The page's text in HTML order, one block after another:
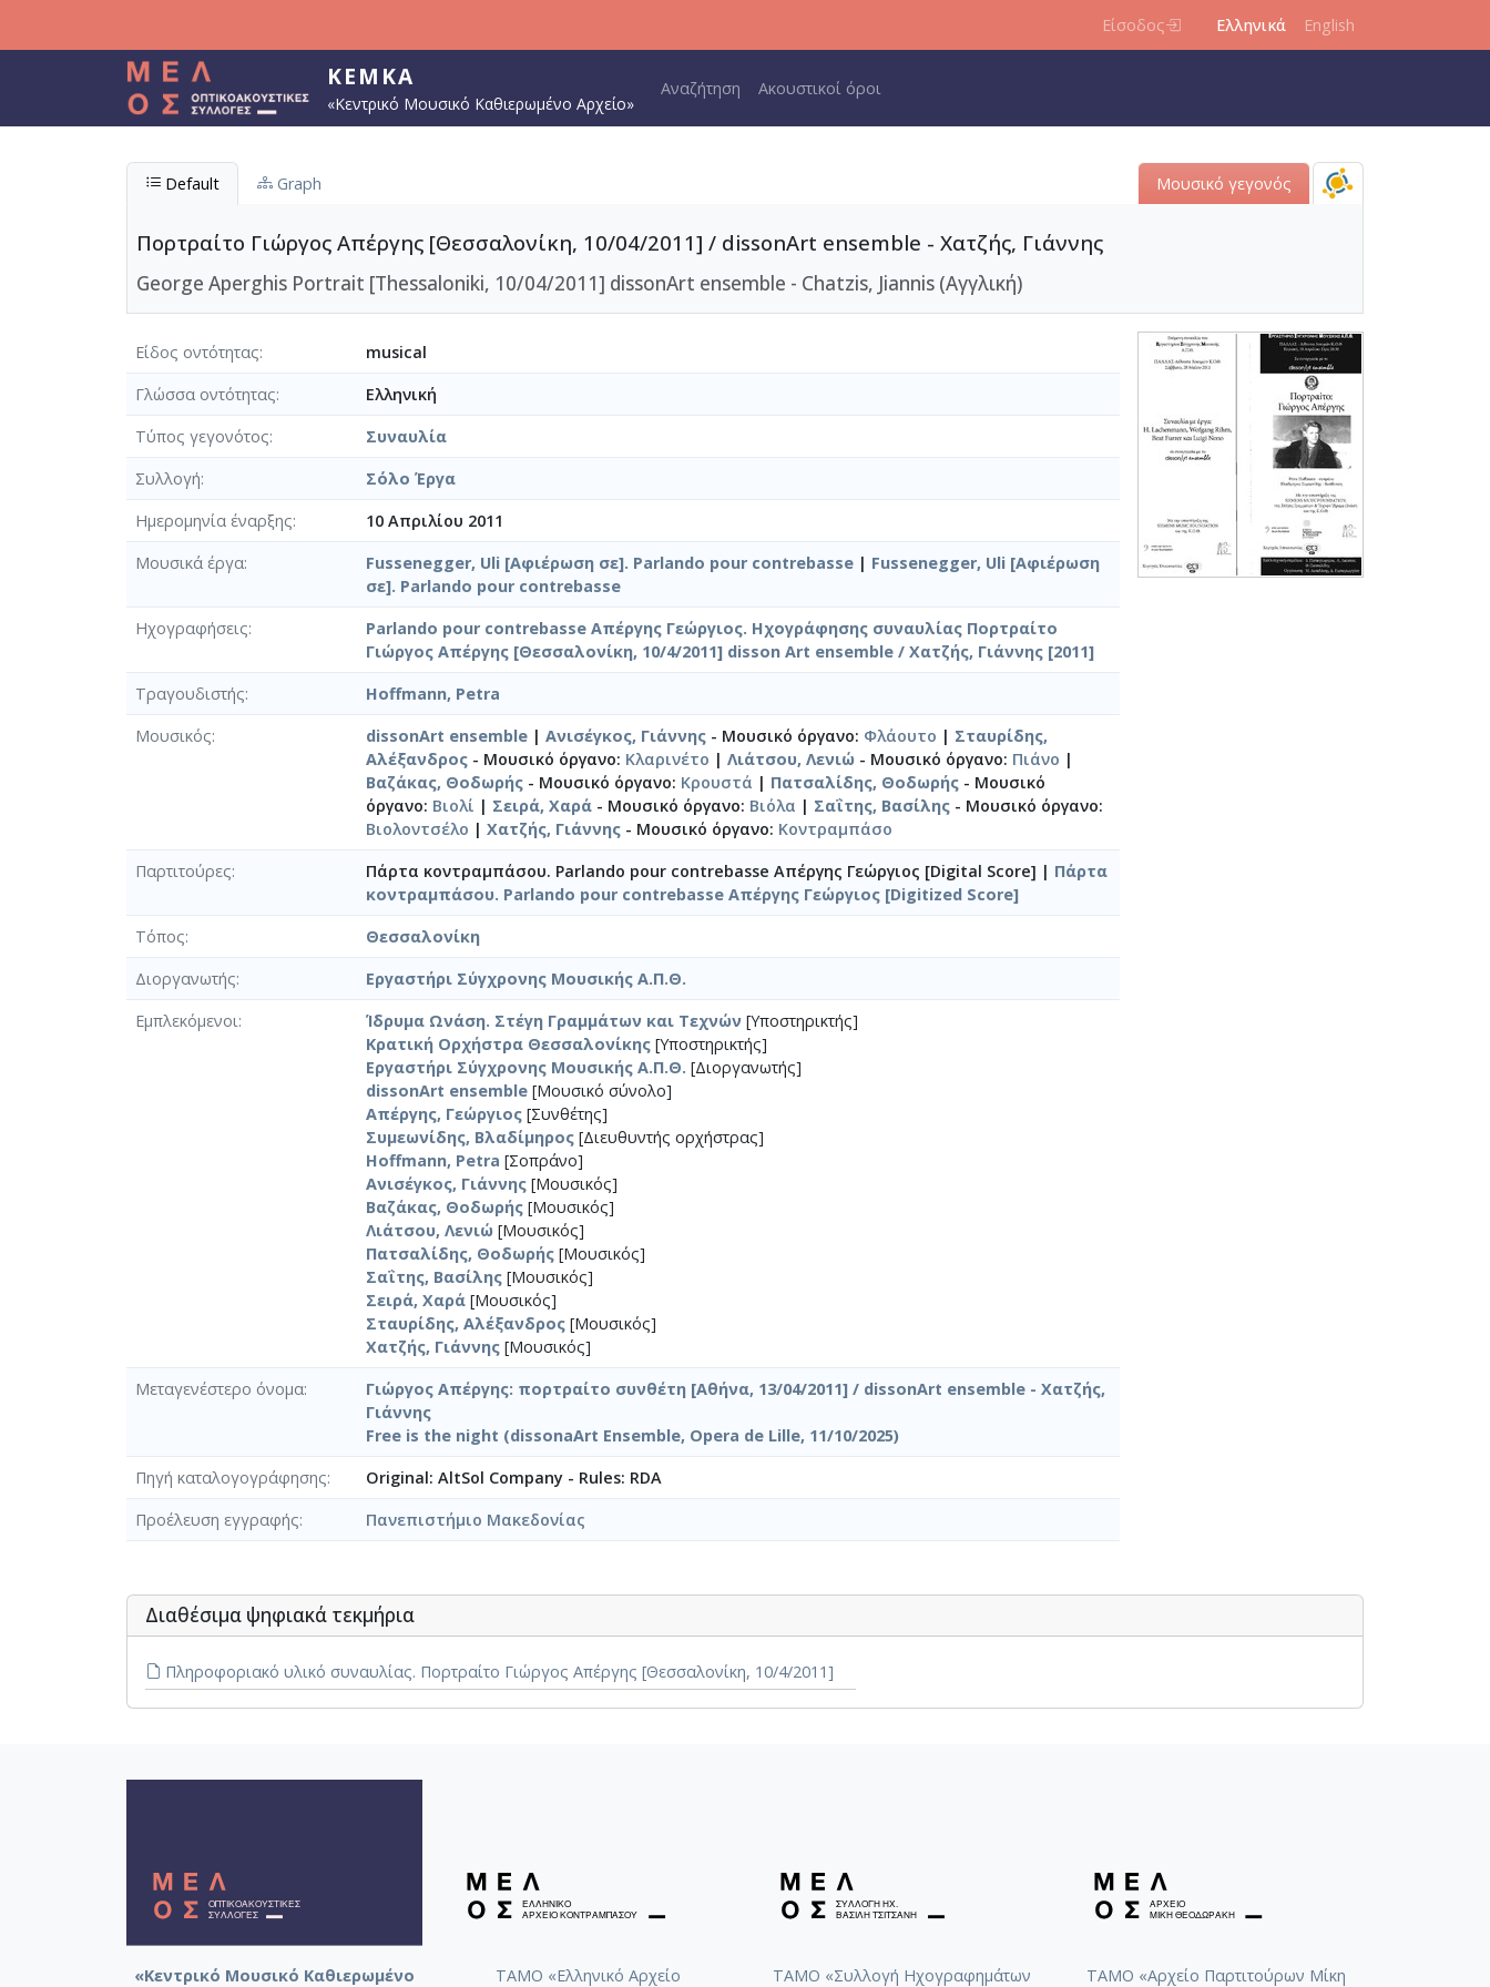
Είσοδος Ελληνικά English
ΚΕΜΚΑ
«Κεντρικό Μουσικό Καθιερωμένο Αρχείο»
Main navigation
Αναζήτηση Ακουστικοί όροι
Default Graph Μουσικό γεγονός
Πορτραίτο Γιώργος Απέργης [Θεσσαλονίκη, 10/04/2011] / dissonArt ensemble - Χατζής, Γιάννης
George Aperghis Portrait [Thessaloniki, 10/04/2011] dissonArt ensemble - Chatzis, Jiannis (Αγγλική)
Είδος οντότητας
musical
Γλώσσα οντότητας
Ελληνική
Τύπος γεγονότος
Συναυλία
Συλλογή
Σόλο Έργα
Ημερομηνία έναρξης
10 Απριλίου 2011
Μουσικά έργα
Fussenegger, Uli [Αφιέρωση σε]. Parlando pour contrebasse | Fussenegger, Uli [Αφιέρωση
σε]. Parlando pour contrebasse
Ηχογραφήσεις
Parlando pour contrebasse Απέργης Γεώργιος. Ηχογράφησης συναυλίας Πορτραίτο
Γιώργος Απέργης [Θεσσαλονίκη, 10/4/2011] disson Art ensemble / Χατζής, Γιάννης [2011]
Τραγουδιστής
Hoffmann, Petra
Μουσικός
dissonArt ensemble | Ανισέγκος, Γιάννης - Μουσικό όργανο: Φλάουτο | Σταυρίδης,
Αλέξανδρος - Μουσικό όργανο: Κλαρινέτο | Λιάτσου, Λενιώ - Μουσικό όργανο: Πιάνο |
Βαζάκας, Θοδωρής - Μουσικό όργανο: Κρουστά | Πατσαλίδης, Θοδωρής - Μουσικό
όργανο: Βιολί | Σειρά, Χαρά - Μουσικό όργανο: Βιόλα | Σαΐτης, Βασίλης - Μουσικό όργανο:
Βιολοντσέλο | Χατζής, Γιάννης - Μουσικό όργανο: Κοντραμπάσο
Παρτιτούρες
Πάρτα κοντραμπάσου. Parlando pour contrebasse Απέργης Γεώργιος [Digital Score] | Πάρτα
κοντραμπάσου. Parlando pour contrebasse Απέργης Γεώργιος [Digitized Score]
Τόπος
Θεσσαλονίκη
Διοργανωτής
Εργαστήρι Σύγχρονης Μουσικής Α.Π.Θ.
Εμπλεκόμενοι
Ίδρυμα Ωνάση. Στέγη Γραμμάτων και Τεχνών [Υποστηρικτής]
Κρατική Ορχήστρα Θεσσαλονίκης [Υποστηρικτής]
Εργαστήρι Σύγχρονης Μουσικής Α.Π.Θ. [Διοργανωτής]
dissonArt ensemble [Μουσικό σύνολο]
Απέργης, Γεώργιος [Συνθέτης]
Συμεωνίδης, Βλαδίμηρος [Διευθυντής ορχήστρας]
Hoffmann, Petra [Σοπράνο]
Ανισέγκος, Γιάννης [Μουσικός]
Βαζάκας, Θοδωρής [Μουσικός]
Λιάτσου, Λενιώ [Μουσικός]
Πατσαλίδης, Θοδωρής [Μουσικός]
Σαΐτης, Βασίλης [Μουσικός]
Σειρά, Χαρά [Μουσικός]
Σταυρίδης, Αλέξανδρος [Μουσικός]
Χατζής, Γιάννης [Μουσικός]
Μεταγενέστερο όνομα
Γιώργος Απέργης: πορτραίτο συνθέτη [Αθήνα, 13/04/2011] / dissonArt ensemble - Χατζής,
Γιάννης
Free is the night (dissonaArt Ensemble, Opera de Lille, 11/10/2025)
Πηγή καταλογογράφησης
Original: AltSol Company - Rules: RDA
Προέλευση εγγραφής
Πανεπιστήμιο Μακεδονίας
Διαθέσιμα ψηφιακά τεκμήρια
Πληροφοριακό υλικό συναυλίας. Πορτραίτο Γιώργος Απέργης [Θεσσαλονίκη, 10/4/2011]
«Κεντρικό Μουσικό Καθιερωμένο ΤΑΜΟ «Ελληνικό Αρχείο ΤΑΜΟ «Συλλογή Ηχογραφημάτων ΤΑΜΟ «Αρχείο Παρτιτούρων Μίκη